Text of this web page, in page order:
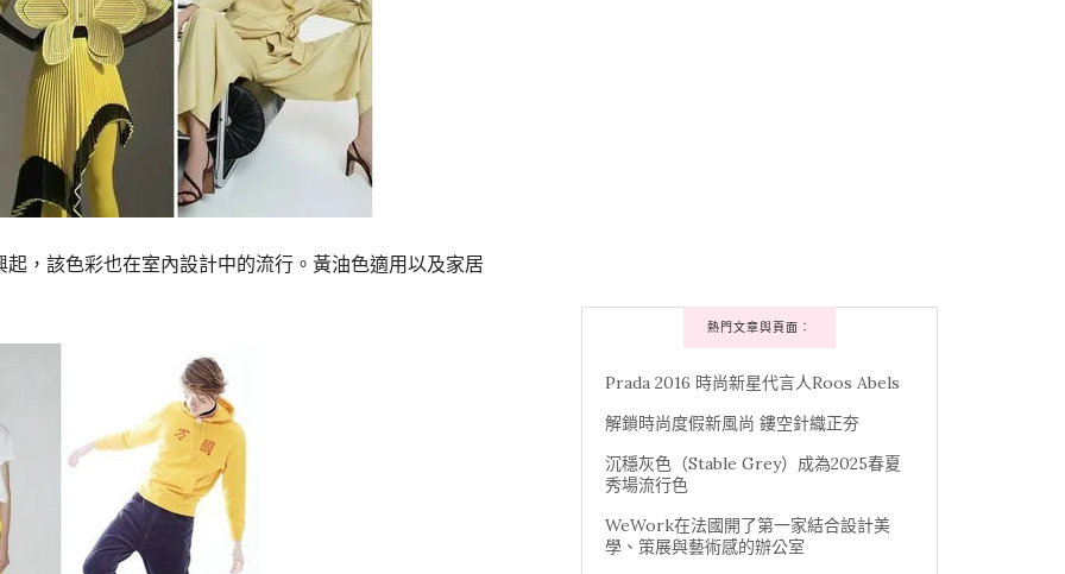
，該色彩也在室內設計中的流行。黃油色適用以及家居
熱門文章與頁面︰
Prada 2016 時尚新星代言人Roos Abels
解鎖時尚度假新風尚 鏤空針織正夯
沉穩灰色（Stable Grey）成為2025春夏
秀場流行色
WeWork在法國開了第一家結合設計美
學、策展與藝術感的辦公室